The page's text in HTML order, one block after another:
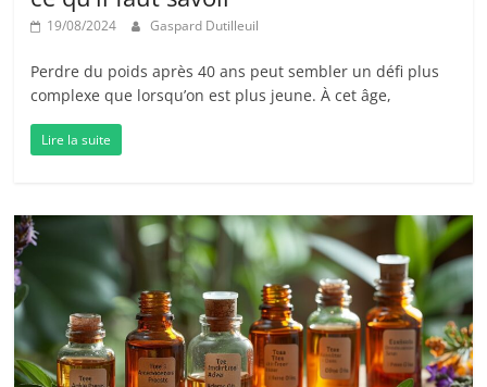
19/08/2024 Gaspard Dutilleuil
Perdre du poids après 40 ans peut sembler un défi plus
complexe que lorsqu’on est plus jeune. À cet âge,
Lire la suite